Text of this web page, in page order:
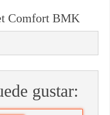
Comfort BMK
gustar: